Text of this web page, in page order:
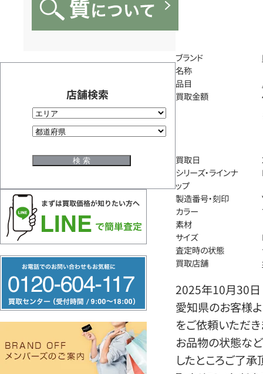
店舗検索
リ
ー
ヤ
ブランド
名称
品目
買取金額
買取日
シリーズ・ラインナ
ップ
製造番号・刻印
カラー
素材
サイズ
査定時の状態
買取店舗
2025年10月30日
愛知県のお客様
をご依頼いただき
お品物の状態など
したところご了